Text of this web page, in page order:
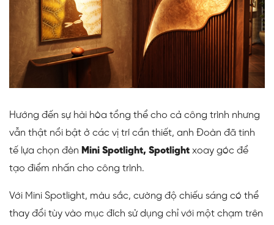
Hướng đến sự hài hòa tổng thể cho cả công trình nhưng
vẫn thật nổi bật ở các vị trí cần thiết, anh Đoàn đã tinh
tế lựa chọn đèn Mini Spotlight, Spotlight xoay góc để
tạo điểm nhấn cho công trình.
Với Mini Spotlight, màu sắc, cường độ chiếu sáng có thể
thay đổi tùy vào mục đích sử dụng chỉ với một chạm trên